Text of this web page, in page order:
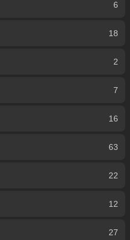
6
18
2
7
16
63
22
12
27